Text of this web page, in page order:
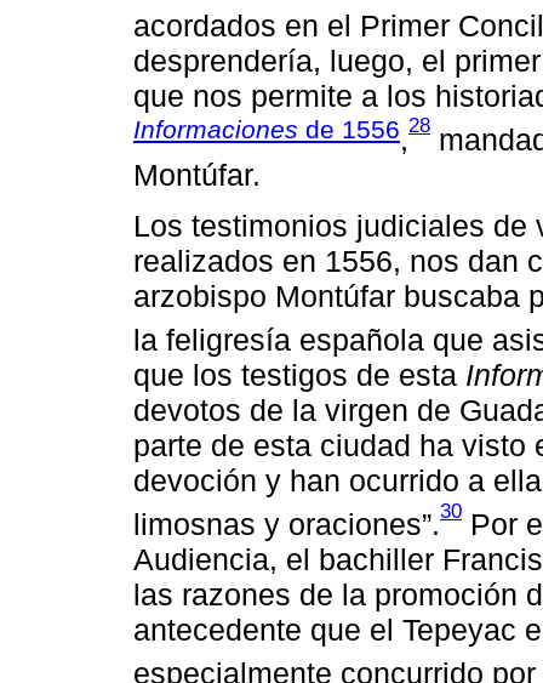
acordados en el Primer
desprendería, luego, el
que nos permite a los
Informaciones de 1556,28
Montúfar.
Los testimonios judiciales
realizados en 1556, nos dan
arzobispo Montúfar buscaba
la feligresía española que
que los testigos de esta
devotos de la virgen de
parte de esta ciudad ha visto
devoción y han ocurrido a
limosnas y oraciones”.30 Por
Audiencia, el bachiller
las razones de la promoción
antecedente que el Tepeyac
especialmente concurrido